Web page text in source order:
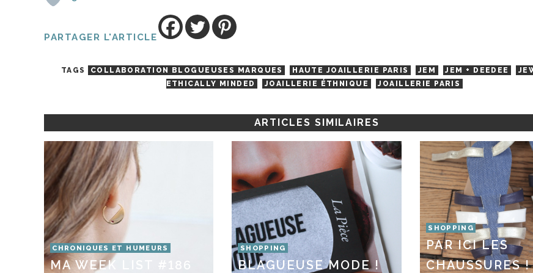
PARTAGER L'ARTICLE
TAGS COLLABORATION BLOGUEUSES MARQUES HAUTE JOAILLERIE PARIS JEM JEM + DEEDEE
ETHICALLY MINDED
JOAILLERIE ÉTHNIQUE JOAILLERIE PARIS
ARTICLES SIMILAIRES
CHRONIQUES ET HUMEURS
MA WEEK LIST #186
SHOPPING
BLAGUEUSE MODE !
SHOPPING
PAR ICI LES
CHAUSSURES !